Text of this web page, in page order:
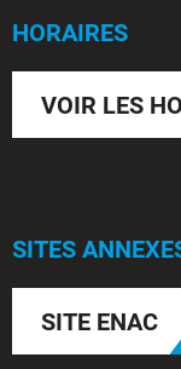
HORAIRES
VOIR LES
SITES
SITE ENAC